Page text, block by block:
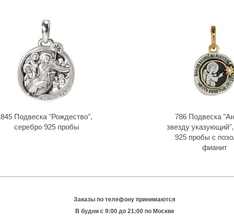
845 Подвеска "Рождество",
серебро 925 пробы
786 Подвеска
звезду
925 пробы с
фианит
Заказы по телефону принимаются
В будни c 9:00 до 21:00 по Москве